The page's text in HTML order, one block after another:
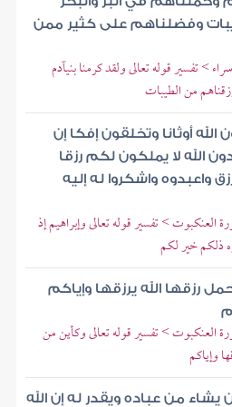
وفضلناهم على كثير ممن
> تفسير قوله تعالى ولقد كرمنا بنيآدم
من الطيبات
أوثانا وتخلقون إفكا إن
الله لا يملكون لكم رزقا
واعبدوه واشكروا له إليه
> تفسير قوله تعالى وإبراهيم إذ
ذلكم خير لكم
رزقها الله يرزقها وإياكم
العنكبوت > تفسير قوله تعالى وكأين من
وإياكم
يشاء من عباده ويقدر له إن الله